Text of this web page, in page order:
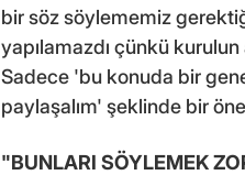
bir söz söylememiz
yapılamazdı çünkü
Sadece 'bu konuda bir
paylaşalım' şeklinde bir
"BUNLARI SÖYLEMEK